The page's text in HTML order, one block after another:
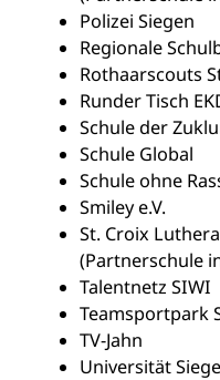
Polizei Siegen
Regionale
Rothaarscouts
Runder Tisch
Schule der
Schule Global
Schule ohne
Smiley e.V.
St. Croix
(Partnerschule
Talentnetz SIWI
Teamsportpark
TV-Jahn
Universität